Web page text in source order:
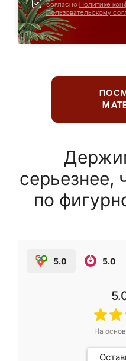
согласно Политике
Пользовательскому
серьезнее,
по
5.0 5.0
На